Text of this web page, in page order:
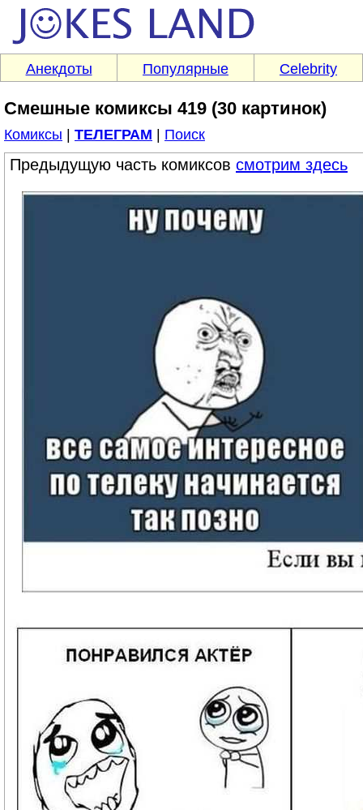
Анекдоты Популярные Celebrity
Смешные комиксы 419 (30 картинок)
Комиксы ТЕЛЕГРАМ Поиск
Предыдущую часть комиксов смотрим здесь